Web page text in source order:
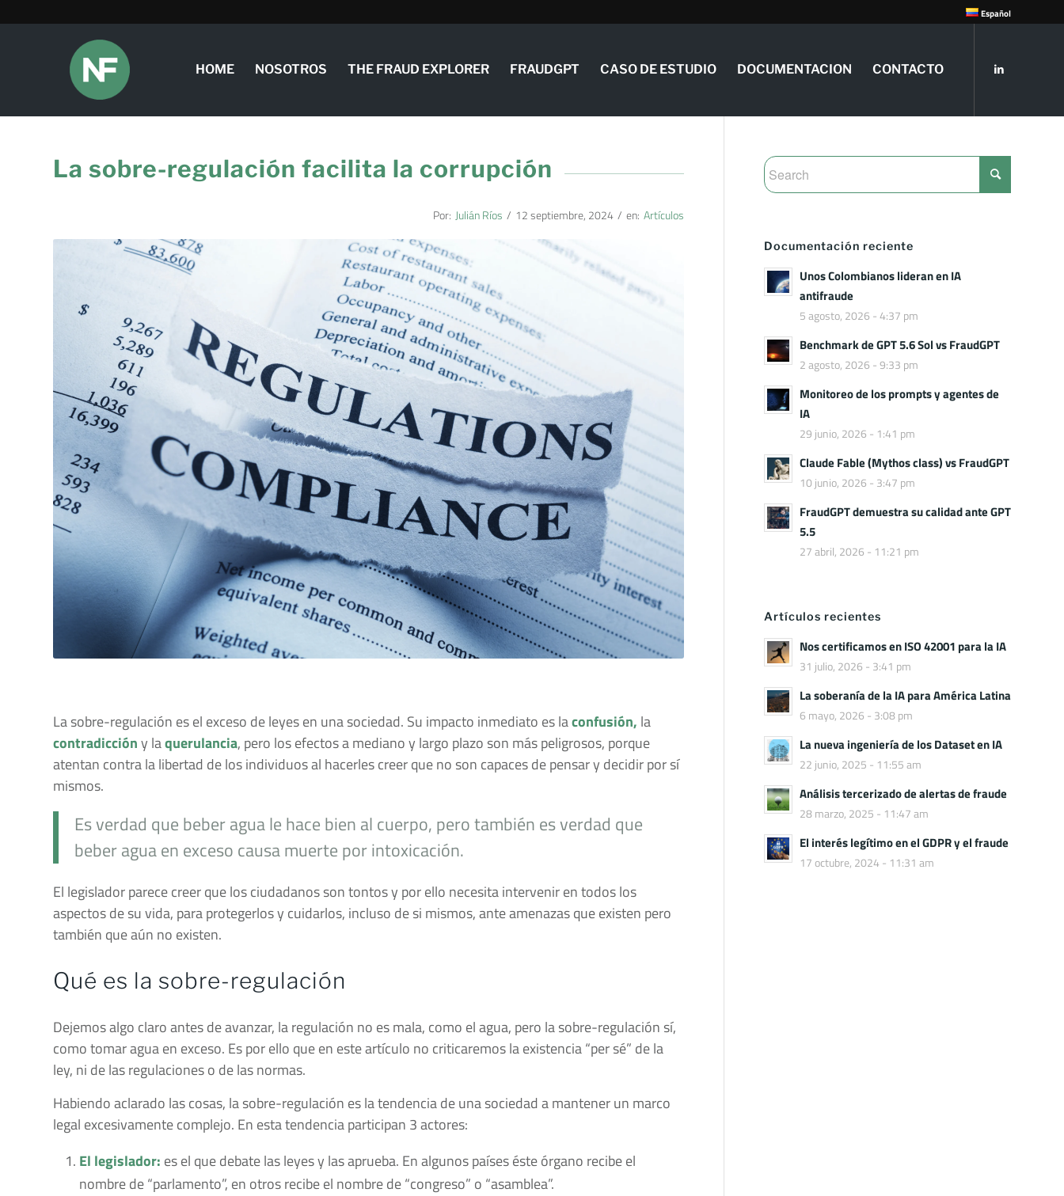
Español
HOME NOSOTROS THE FRAUD EXPLORER FRAUDGPT CASO DE ESTUDIO DOCUMENTACION CONTACTO
La sobre-regulación facilita la corrupción
Por: Julián Ríos / 12 septiembre, 2024 / en: Artículos
La sobre-regulación es el exceso de leyes en una sociedad. Su impacto inmediato es laconfusión, la
contradiccióny laquerulancia, pero los efectos a mediano y largo plazo son más peligrosos, porque
atentan contra la libertad de los individuos al hacerles creer que no son capaces de pensar y decidir por sí
mismos.
Es verdad que beber agua le hace bien al cuerpo, pero también es verdad que
beber agua en exceso causa muerte por intoxicación.
El legislador parece creer que los ciudadanos son tontos y por ello necesita intervenir en todos los
aspectos de su vida, para protegerlos y cuidarlos, incluso de si mismos, ante amenazas que existen pero
también que aún no existen.
Qué es la sobre-regulación
Dejemos algo claro antes de avanzar, la regulación no es mala, como el agua, pero la sobre-regulación sí,
como tomar agua en exceso. Es por ello que en este artículo no criticaremos la existencia “per sé” de la
ley, ni de las regulaciones o de las normas.
Habiendo aclarado las cosas, la sobre-regulación es la tendencia de una sociedad a mantener un marco
legal excesivamente complejo. En esta tendencia participan 3 actores:
El legislador: es el que debate las leyes y las aprueba. En algunos países éste órgano recibe el
nombre de “parlamento”, en otros recibe el nombre de “congreso” o “asamblea”.
Documentación reciente
Unos Colombianos lideran en IA
antifraude
5 agosto, 2026 - 4:37 pm
Benchmark de GPT 5.6 Sol vs FraudGPT
2 agosto, 2026 - 9:33 pm
Monitoreo de los prompts y agentes de
IA
29 junio, 2026 - 1:41 pm
Claude Fable (Mythos class) vs FraudGPT
10 junio, 2026 - 3:47 pm
FraudGPT demuestra su calidad ante GPT
5.5
27 abril, 2026 - 11:21 pm
Artículos recientes
Nos certificamos en ISO 42001 para la IA
31 julio, 2026 - 3:41 pm
La soberanía de la IA para América Latina
6 mayo, 2026 - 3:08 pm
La nueva ingeniería de los Dataset en IA
22 junio, 2025 - 11:55 am
Análisis tercerizado de alertas de fraude
28 marzo, 2025 - 11:47 am
El interés legítimo en el GDPR y el fraude
17 octubre, 2024 - 11:31 am